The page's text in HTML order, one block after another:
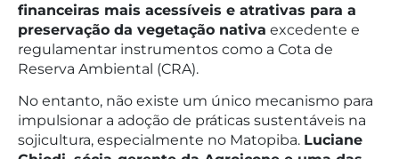
financeiras mais acessíveis e atrativas para a
preservação da vegetação nativa excedente e
regulamentar instrumentos como a Cota de
Reserva Ambiental (CRA).
No entanto, não existe um único mecanismo para
impulsionar a adoção de práticas sustentáveis na
sojicultura, especialmente no Matopiba. Luciane